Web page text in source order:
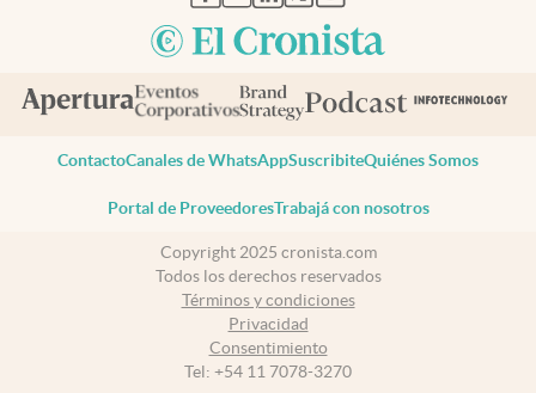
ContactoCanales de WhatsAppSuscribiteQuiénes Somos
Portal de ProveedoresTrabajá con nosotros
Copyright 2025 cronista.com
Todos los derechos reservados
Términos y condiciones
Privacidad
Consentimiento
Tel: +54 11 7078-3270